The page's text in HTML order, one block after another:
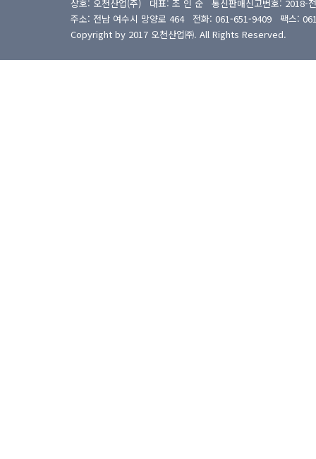
상호: 오천산업(주) 대표: 조 인 순 통신판매신고번호: 2018-
주소: 전남 여수시 망양로 464 전화: 061-651-9409 팩스:
Copyright by 2017 오천산업㈜. All Rights Reserved.